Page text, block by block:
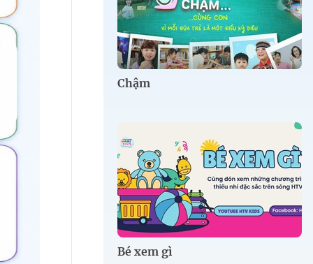
Chậm
Bé xem gì